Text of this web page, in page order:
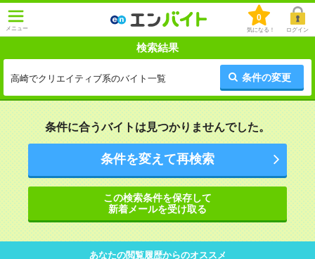
メニュー
0
気になる！ ログイン
検索結果
高崎でクリエイティブ系のバイト一覧 条件の変更
条件に合うバイトは見つかりませんでした。
条件を変えて再検索
この検索条件を保存して
新着メールを受け取る
あなたの閲覧履歴からのオススメ